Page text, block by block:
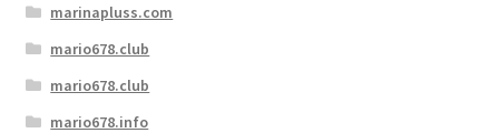
marinapluss.com
mario678.club
mario678.club
mario678.info